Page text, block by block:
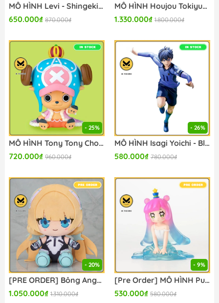
MÔ HÌNH Levi - Shingeki no Kyojin - Hello! Good Smile (Good Smile Company) FIGURE CHÍNH HÃNG
650.000₫ 870.000₫
MÔ HÌNH Houjou Tokiyuki - Nige Jouzu no Wakagimi - Pop Up Parade (Good Smile Company) FIGURE CHÍNH HÃNG
1.330.000₫ 1.800.000₫
- 25%
MÔ HÌNH Tony Tony Chopper - One Piece - Sofubi Figure - Sofvimates - Zou ver. (Bandai Spirits) FIGURE CHÍNH HÃNG
720.000₫ 960.000₫
- 26%
MÔ HÌNH Isagi Yoichi - Blue Lock (Bandai Spirits) FIGURE CHÍNH HÃNG
580.000₫ 780.000₫
- 20%
[PRE ORDER] Bông Angela Balzac - Rakuen Tsuihou: Expelled From Paradise - Chocotto Punitto Plushie (Good Smile Company) BÔNG CHÍNH HÃNG
1.050.000₫ 1.310.000₫
- 9%
[Pre Order] MÔ HÌNH Puniru - Puniru wa Kawaii Slime - Premium Chokonose Figure (Sega Fave) FIGURE CHÍNH HÃNG
530.000₫ 580.000₫